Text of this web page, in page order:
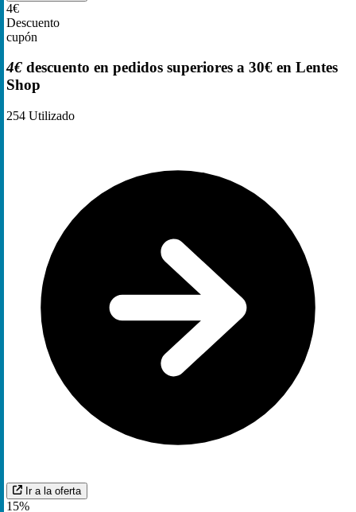
4€
Descuento
cupón
4€ descuento en pedidos superiores a 30€ en Lentes
Shop
254 Utilizado
Ir a la oferta
15%